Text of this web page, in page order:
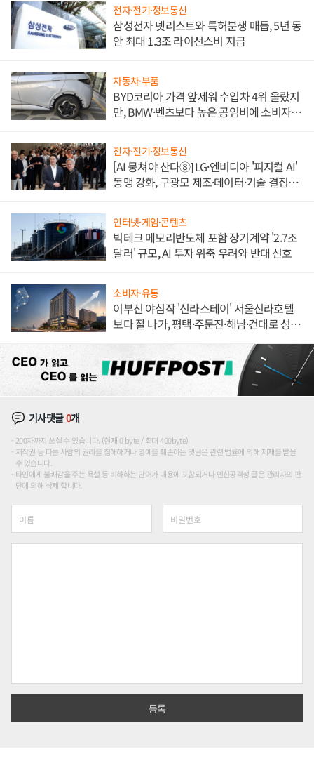
전자·전기·정보통신
삼성전자 넷리스트와 특허분쟁 매듭, 5년 동
안 최대 1.3조 라이선스비 지급
자동차·부품
BYD코리아 가격 앞세워 수입차 4위 올랐지
만, BMW·벤츠보다 높은 공임비에 소비자
전자·전기·정보통신
[AI 뭉쳐야 산다⑧] LG·엔비디아 '피지컬 AI'
동맹 강화, 구광모 제조·데이터·기술 결집
인터넷·게임·콘텐츠
빅테크 메모리반도체 포함 장기계약 '2.7조
달러' 규모, AI 투자 위축 우려와 반대 신호
소비자·유통
이부진 야심작 '신라스테이' 서울신라호텔
보다 잘 나가, 평택·주문진·해남·건대로 성
기사댓글0개
200자까지 쓰실 수 있습니다. (현재 0 byte / 최대 400byte)
저작권 등 다른 사람의 권리를 침해하거나 명예를 훼손하는 댓글은 관련 법률에 의해 제재를 받을
수 있습니다.
타인에게 불쾌감을 주는 욕설 등 비하하는 단어가 내용에 포함되거나 인신공격성 글은 관리자의 판
단에 의해 삭제 합니다.